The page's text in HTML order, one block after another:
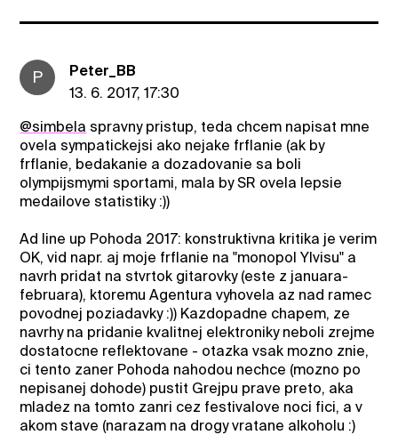
P
Peter_BB
13. 6. 2017, 17:30
@simbela spravny pristup, teda chcem napisat mne
ovela sympatickejsi ako nejake frflanie (ak by
frflanie, bedakanie a dozadovanie sa boli
olympijsmymi sportami, mala by SR ovela lepsie
medailove statistiky :))
Ad line up Pohoda 2017: konstruktivna kritika je verim
OK, vid napr. aj moje frflanie na "monopol Ylvisu" a
navrh pridat na stvrtok gitarovky (este z januara-
februara), ktoremu Agentura vyhovela az nad ramec
povodnej poziadavky :)) Kazdopadne chapem, ze
navrhy na pridanie kvalitnej elektroniky neboli zrejme
dostatocne reflektovane - otazka vsak mozno znie,
ci tento zaner Pohoda nahodou nechce (mozno po
nepisanej dohode) pustit Grejpu prave preto, aka
mladez na tomto zanri cez festivalove noci fici, a v
akom stave (narazam na drogy vratane alkoholu :)